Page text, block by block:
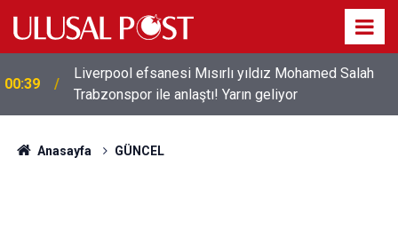
00:39
Liverpool efsanesi Mısırlı yıldız Mohamed Salah
Trabzonspor ile anlaştı! Yarın geliyor
Anasayfa GÜNCEL